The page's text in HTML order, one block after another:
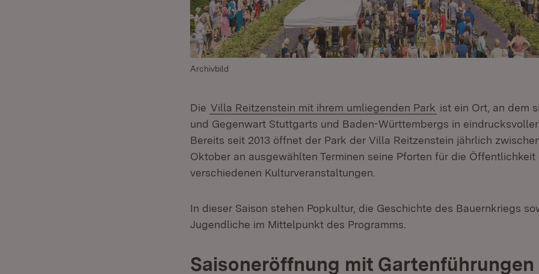
Archivbild
Die Villa Reitzenstein mit ihrem umliegenden Park ist ein Ort, an dem
und Gegenwart Stuttgarts und Baden-Württembergs in eindrucksvoller
Bereits seit 2013 öffnet der Park der Villa Reitzenstein jährlich
Oktober an ausgewählten Terminen seine Pforten für die
verschiedenen Kulturveranstaltungen.
In dieser Saison stehen Popkultur, die Geschichte des Bauernkriegs
Jugendliche im Mittelpunkt des Programms.
Saisoneröffnung mit Gartenführungen